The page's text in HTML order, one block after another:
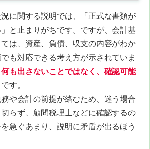
に関する説明では、「正式な書類が
と止まりがちです。ですが、会計基
は、資産、負債、収支の内容がわか
も対応できる考え方が示されていま
何も出さないことではなく、確認可能
です。
や会計の前提が絡むため、迷う場合
らず、顧問税理士などに確認するの
急ぐあまり、説明に矛盾が出るほう